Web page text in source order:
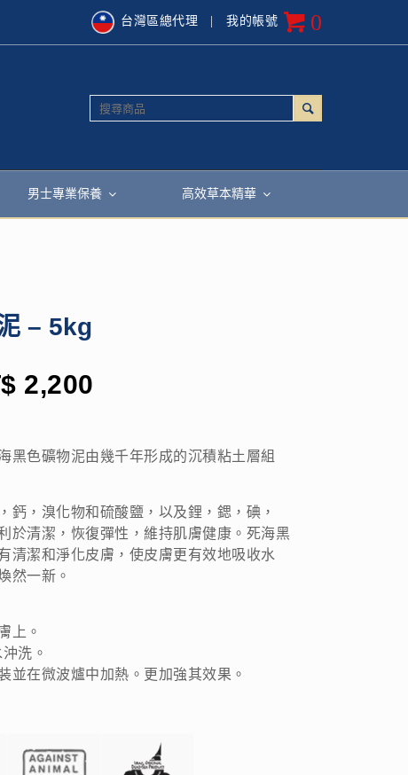
| 我的帳號 0
台灣區總代理
男士專業保養 高效草本精華
– 5kg
2,200
黑色礦物泥由幾千年形成的沉積粘土層組
鈣，溴化物和硫酸鹽，以及鋰，鍶，碘，
於清潔，恢復彈性，維持肌膚健康。死海黑
清潔和淨化皮膚，使皮膚更有效地吸收水
然一新。
上。
洗。
並在微波爐中加熱。更加強其效果。